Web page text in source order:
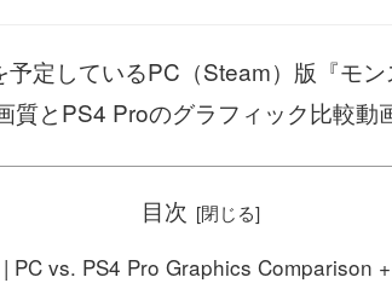
定しているPC（Steam）版『モ
質とPS4 Proのグラフィック比較動
目次
PC vs. PS4 Pro Graphics Comparison